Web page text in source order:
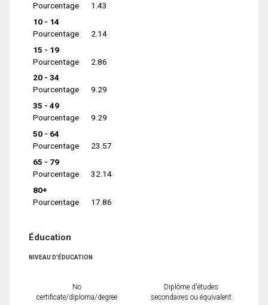
Pourcentage
1.43
10 - 14
Pourcentage
2.14
15 - 19
Pourcentage
2.86
20 - 34
Pourcentage
9.29
35 - 49
Pourcentage
9.29
50 - 64
Pourcentage
23.57
65 - 79
Pourcentage
32.14
80+
Pourcentage
17.86
Éducation
NIVEAU D'ÉDUCATION
No
certificate/diploma/degree
Diplôme d'études
secondaires ou équivalent